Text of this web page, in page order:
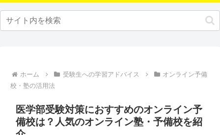
ホーム 受験生への学習アドバイス
オンライン予備
校・塾の活用法
医学部受験対策におすすめのオンライン予
備校は？人気のオンライン塾・予備校を紹